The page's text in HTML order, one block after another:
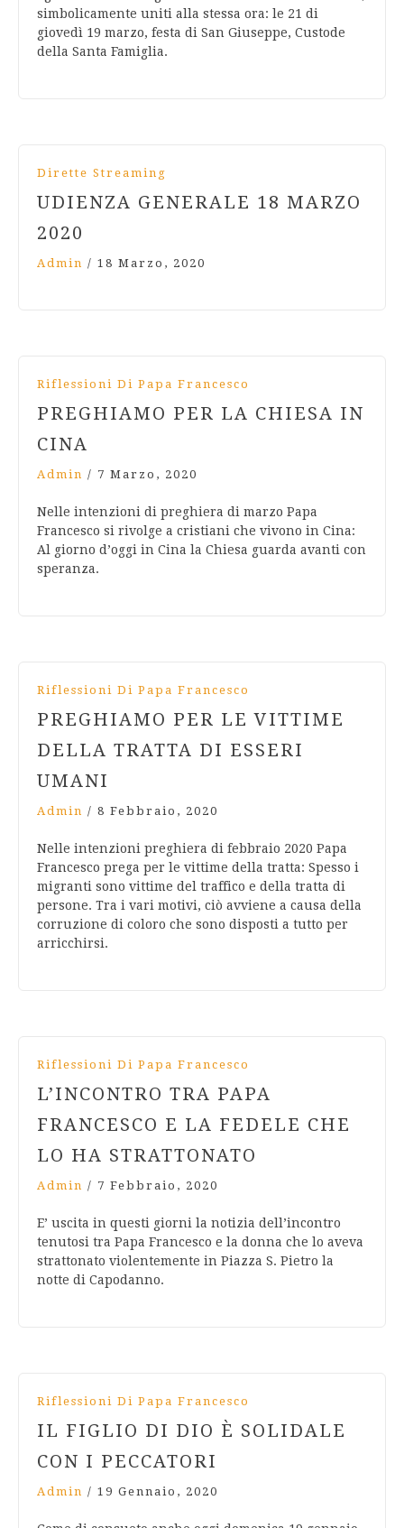
simbolicamente uniti alla stessa ora: le 21 di
giovedì 19 marzo, festa di San Giuseppe, Custode
della Santa Famiglia.
Dirette Streaming
UDIENZA GENERALE 18 MARZO
2020
Admin / 18 Marzo, 2020
Riflessioni Di Papa Francesco
PREGHIAMO PER LA CHIESA IN
CINA
Admin / 7 Marzo, 2020
Nelle intenzioni di preghiera di marzo Papa
Francesco si rivolge a cristiani che vivono in Cina:
Al giorno d’oggi in Cina la Chiesa guarda avanti con
speranza.
Riflessioni Di Papa Francesco
PREGHIAMO PER LE VITTIME
DELLA TRATTA DI ESSERI
UMANI
Admin / 8 Febbraio, 2020
Nelle intenzioni preghiera di febbraio 2020 Papa
Francesco prega per le vittime della tratta: Spesso i
migranti sono vittime del traffico e della tratta di
persone. Tra i vari motivi, ciò avviene a causa della
corruzione di coloro che sono disposti a tutto per
arricchirsi.
Riflessioni Di Papa Francesco
L’INCONTRO TRA PAPA
FRANCESCO E LA FEDELE CHE
LO HA STRATTONATO
Admin / 7 Febbraio, 2020
E’ uscita in questi giorni la notizia dell’incontro
tenutosi tra Papa Francesco e la donna che lo aveva
strattonato violentemente in Piazza S. Pietro la
notte di Capodanno.
Riflessioni Di Papa Francesco
IL FIGLIO DI DIO È SOLIDALE
CON I PECCATORI
Admin / 19 Gennaio, 2020